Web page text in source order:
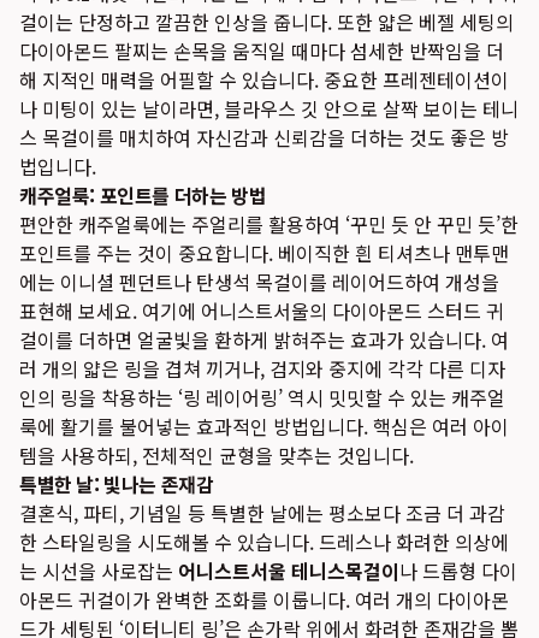
걸이는 단정하고 깔끔한 인상을 줍니다. 또한 얇은 베젤 세팅의
다이아몬드 팔찌는 손목을 움직일 때마다 섬세한 반짝임을 더
해 지적인 매력을 어필할 수 있습니다. 중요한 프레젠테이션이
나 미팅이 있는 날이라면, 블라우스 깃 안으로 살짝 보이는 테니
스 목걸이를 매치하여 자신감과 신뢰감을 더하는 것도 좋은 방
법입니다.
캐주얼룩: 포인트를 더하는 방법
편안한 캐주얼룩에는 주얼리를 활용하여 ‘꾸민 듯 안 꾸민 듯’한
포인트를 주는 것이 중요합니다. 베이직한 흰 티셔츠나 맨투맨
에는 이니셜 펜던트나 탄생석 목걸이를 레이어드하여 개성을
표현해 보세요. 여기에 어니스트서울의 다이아몬드 스터드 귀
걸이를 더하면 얼굴빛을 환하게 밝혀주는 효과가 있습니다. 여
러 개의 얇은 링을 겹쳐 끼거나, 검지와 중지에 각각 다른 디자
인의 링을 착용하는 ‘링 레이어링’ 역시 밋밋할 수 있는 캐주얼
룩에 활기를 불어넣는 효과적인 방법입니다. 핵심은 여러 아이
템을 사용하되, 전체적인 균형을 맞추는 것입니다.
특별한 날: 빛나는 존재감
결혼식, 파티, 기념일 등 특별한 날에는 평소보다 조금 더 과감
한 스타일링을 시도해볼 수 있습니다. 드레스나 화려한 의상에
는 시선을 사로잡는 어니스트서울 테니스목걸이나 드롭형 다이
아몬드 귀걸이가 완벽한 조화를 이룹니다. 여러 개의 다이아몬
드가 세팅된 ‘이터니티 링’은 손가락 위에서 화려한 존재감을 뽐